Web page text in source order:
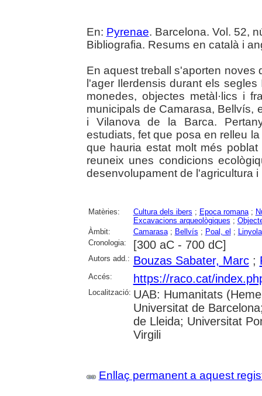
En: Pyrenae. Barcelona. Vol. 52,
Bibliografia. Resums en català i
En aquest treball s'aporten
l'ager Ilerdensis durant els
monedes, objectes metàl·lics i
municipals de Camarasa, Bellvís,
i Vilanova de la Barca.
estudiats, fet que posa en relleu
que hauria estat molt més
reuneix unes condicions
desenvolupament de l'agricultura
Matèries: Cultura dels ibers ; Epoca romana;
Excavacions arqueològiques ;
Àmbit:
Camarasa; Bellvís ; Poal, el ; Linyola
Cronologia:
[300 aC - 700 dC]
Autors add.: Bouzas Sabater, Marc;
Accés: https://raco.cat/
Localització: UAB: Humanitats
Universitat de
de Lleida; Universitat
Virgili
Enllaç permanent a aquest